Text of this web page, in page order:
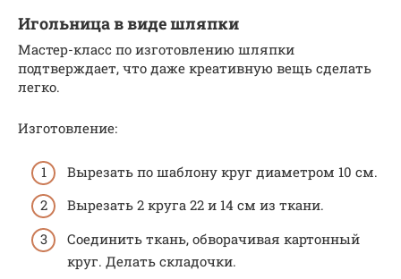
Игольница в виде шляпки
Мастер-класс по изготовлению шляпки
подтверждает, что даже креативную вещь сделать
легко.
Изготовление:
Вырезать по шаблону круг диаметром 10 см.
Вырезать 2 круга 22 и 14 см из ткани.
Соединить ткань, обворачивая картонный
круг. Делать складочки.